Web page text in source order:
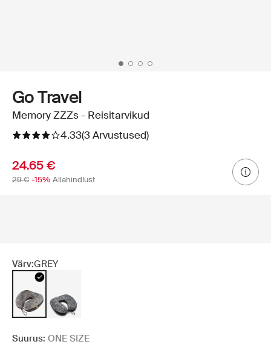
Go Travel
Memory ZZZs - Reisitarvikud
4.33(3 Arvustused)
24.65 €
29 € -15% Allahindlust
Värv:GREY
Suurus: ONE SIZE